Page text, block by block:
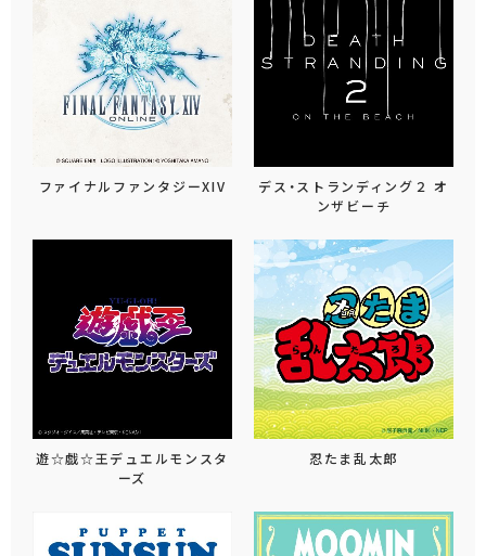
ファイナルファンタジーXIV
デス・ストランディング２ オ
ンザビーチ
遊☆戯☆王デュエルモンスタ
ーズ
忍たま乱太郎